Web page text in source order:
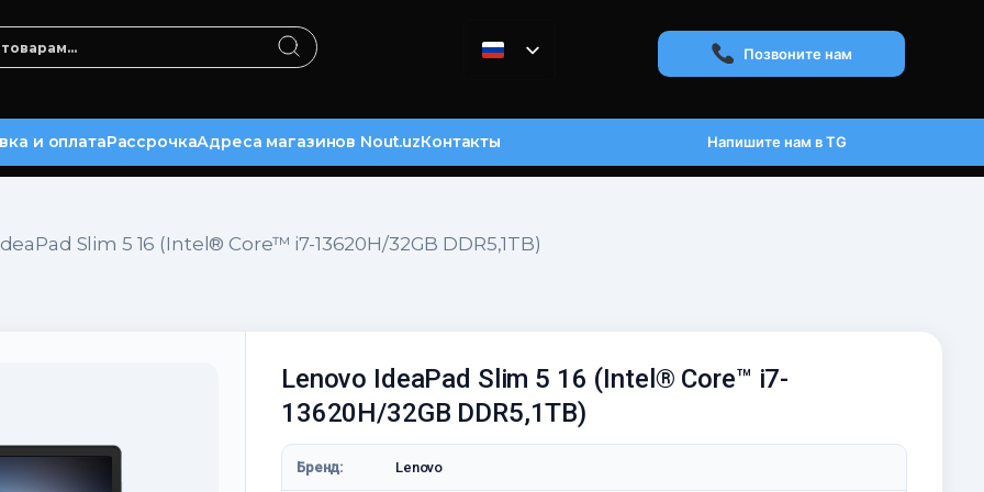
Позвоните нам
и оплатаРассрочкаАдреса магазинов Nout.uzКонтакты Напишите нам в TG
Slim 5 16 (Intel® Core™ i7-13620H/32GB DDR5,1TB)
Lenovo IdeaPad Slim 5 16 (Intel® Core™ i7-
13620H/32GB DDR5,1TB)
Бренд: Lenovo